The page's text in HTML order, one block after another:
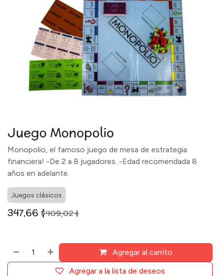
Juego Monopolio
Monopolio, el famoso juego de mesa de estrategia
financiera! -De 2 a 8 jugadores. -Edad recomendada 8
años en adelante.
Juegos clásicos
347,66 $409,02$
Agregar al carrito
Agregar a la lista de deseos